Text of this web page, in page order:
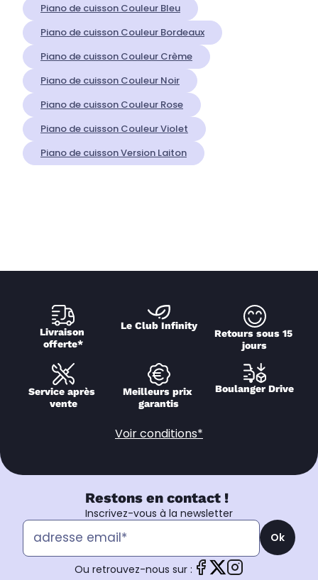
Piano de cuisson Couleur Bleu
Piano de cuisson Couleur Bordeaux
Piano de cuisson Couleur Crème
Piano de cuisson Couleur Noir
Piano de cuisson Couleur Rose
Piano de cuisson Couleur Violet
Piano de cuisson Version Laiton
Livraison
offerte*
Le Club Infinity
Retours sous 15
jours
Service après
vente
Meilleurs prix
garantis
Boulanger Drive
Voir conditions*
Restons en contact !
Inscrivez-vous à la newsletter
Ok
Ou retrouvez-nous sur :